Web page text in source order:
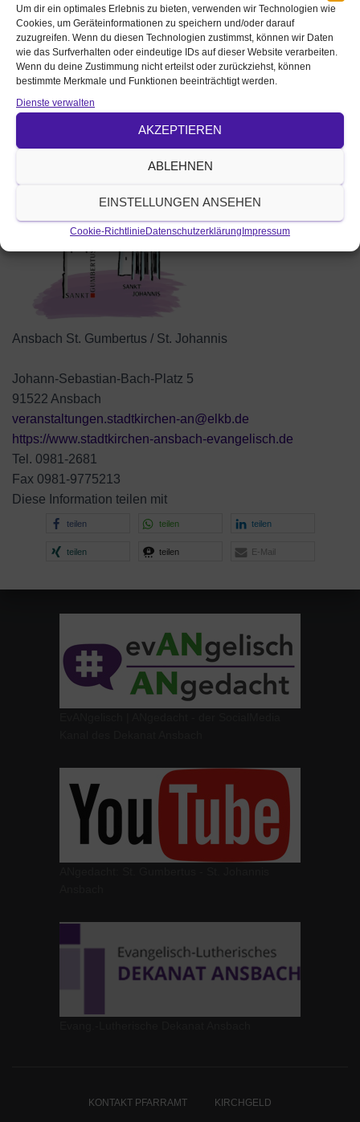
Um dir ein optimales Erlebnis zu bieten, verwenden wir Technologien wie
Cookies, um Geräteinformationen zu speichern und/oder darauf
zuzugreifen. Wenn du diesen Technologien zustimmst, können wir Daten
wie das Surfverhalten oder eindeutige IDs auf dieser Website verarbeiten.
Wenn du deine Zustimmung nicht erteilst oder zurückziehst, können
bestimmte Merkmale und Funktionen beeinträchtigt werden.
Dienste verwalten
AKZEPTIEREN
ABLEHNEN
EINSTELLUNGEN ANSEHEN
Cookie-RichtlinieDatenschutzerklärungImpressum
Art der Veranstaltung
Gottesdienste
Ansprechperson
Dekan Dr. Büttner
Position
Auf Karte anzeigen
Veranstalter / veröffentlicht von:
Ansbach St. Gumbertus / St. Johannis
Johann-Sebastian-Bach-Platz 5
91522 Ansbach
veranstaltungen.stadtkirchen-an@elkb.de
https://www.stadtkirchen-ansbach-evangelisch.de
Tel. 0981-2681
Fax 0981-9775213
Diese Information teilen mit
teilen teilen teilen
teilen teilen E-Mail
KONTAKT PFARRAMT KIRCHGELD